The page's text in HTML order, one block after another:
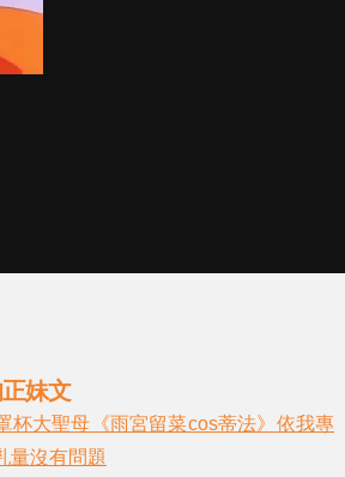
妹文
杯大聖母《雨宮留菜cos蒂法》依我專
量沒有問題